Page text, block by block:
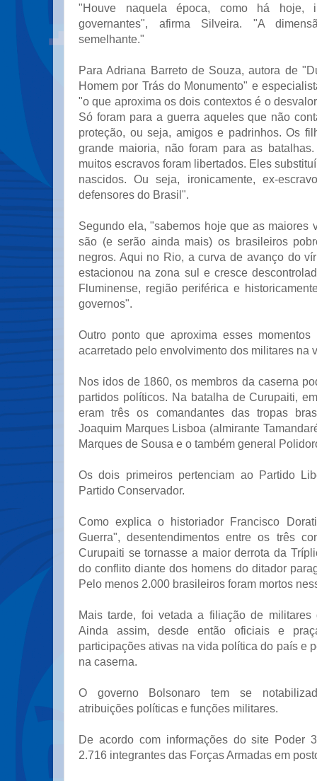
"Houve naquela época, como há hoje,
governantes", afirma Silveira. "A
semelhante."
Para Adriana Barreto de Souza, autora de
Homem por Trás do Monumento" e
"o que aproxima os dois contextos é o
Só foram para a guerra aqueles que não
proteção, ou seja, amigos e padrinhos. Os
grande maioria, não foram para as
muitos escravos foram libertados. Eles
nascidos. Ou seja, ironicamente, ex-
defensores do Brasil".
Segundo ela, "sabemos hoje que as maiores
são (e serão ainda mais) os brasileiros
negros. Aqui no Rio, a curva de avanço do
estacionou na zona sul e cresce
Fluminense, região periférica e
governos".
Outro ponto que aproxima esses
acarretado pelo envolvimento dos militares na
Nos idos de 1860, os membros da caserna
partidos políticos. Na batalha de Curupaiti,
eram três os comandantes das tropas
Joaquim Marques Lisboa (almirante
Marques de Sousa e o também general
Os dois primeiros pertenciam ao Partido
Partido Conservador.
Como explica o historiador Francisco
Guerra", desentendimentos entre os três
Curupaiti se tornasse a maior derrota da
do conflito diante dos homens do ditador
Pelo menos 2.000 brasileiros foram mortos
Mais tarde, foi vetada a filiação de militares
Ainda assim, desde então oficiais e
participações ativas na vida política do país e
na caserna.
O governo Bolsonaro tem se
atribuições políticas e funções militares.
De acordo com informações do site Poder
2.716 integrantes das Forças Armadas em